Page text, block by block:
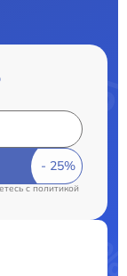
cполитикой